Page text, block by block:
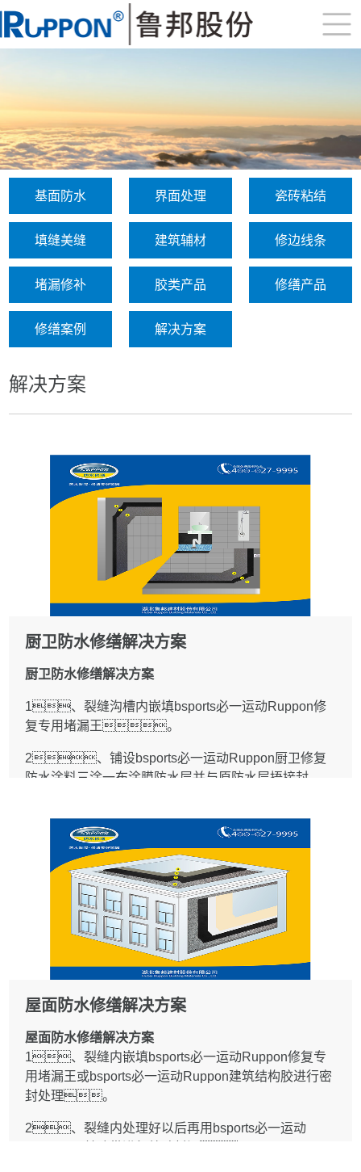
基面防水 界面处理 瓷砖粘结
填缝美缝 建筑辅材 修边线条
堵漏修补 胶类产品 修缮产品
修缮案例 解决方案
解决方案
厨卫防水修缮解决方案
厨卫防水修缮解决方案
1、裂缝沟槽内嵌填bsports必一运动Ruppon修
复专用堵漏王。
2、铺设bsports必一运动Ruppon厨卫修复
防水涂料三涂一布涂膜防水层并与原防水层捂接封
3、对于小于0.5mm裂缝，可不铲
除地面面层,清理裂缝表面后，沿裂缝走向涂刷二遍宽
度不小于100mm的bsports必一运动Ruppon有机硅防
水剂或者bsports必一运动Ruppon钢化膜防水
层。
1一般规定
设备交接部位的渗漏修缮工程。
1.2 修缮前，应对厕浴间进行现场查勘，确定漏
水点，针对渗漏原因和部位，制定修
缮方案。
1.3 检查管道与楼面或墙面的交接部位，卫
楼面、墙面及其交接部位，所产
生的渗漏现象。
屋面防水修缮解决方案
屋面防水修缮解决方案
1、裂缝内嵌填bsports必一运动Ruppon修复专
用堵漏王或bsports必一运动Ruppon建筑结构胶进行密
封处理。
2、裂缝内处理好以后再用bsports必一运动